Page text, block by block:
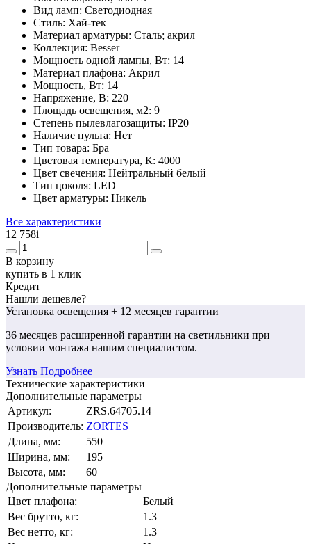
Вид ламп: Светодиодная
Стиль: Хай-тек
Материал арматуры: Сталь; акрил
Коллекция: Besser
Мощность одной лампы, Вт: 14
Материал плафона: Акрил
Мощность, Вт: 14
Напряжение, В: 220
Площадь освещения, м2: 9
Степень пылевлагозащиты: IP20
Наличие пульта: Нет
Тип товара: Бра
Цветовая температура, К: 4000
Цвет свечения: Нейтральный белый
Тип цоколя: LED
Цвет арматуры: Никель
Все характеристики
12 758i
В корзину
купить в 1 клик
Кредит
Нашли дешевле?
Установка освещения + 12 месяцев гарантии
36 месяцев расширенной гарантии на светильники при
условии монтажа нашим специалистом.
Узнать Подробнее
Технические характеристики
Дополнительные параметры
Артикул:
ZRS.64705.14
Производитель: ZORTES
Длина, мм:
550
Ширина, мм:
195
Высота, мм:
60
Дополнительные параметры
Цвет плафона:
Белый
Вес брутто, кг:
1.3
Вес нетто, кг:
1.3